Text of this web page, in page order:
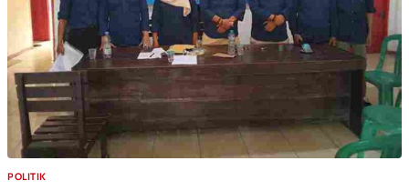
POLITIK